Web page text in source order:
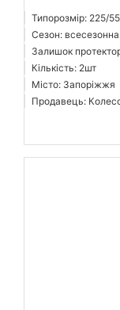
Типорозмір: 225/
Сезон: всесезонна
Залишок
Кількість: 2шт
Місто: Запоріжжя
Продавець: